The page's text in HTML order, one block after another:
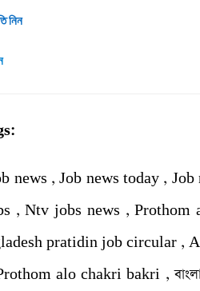
নিন
news , Job news today ,
, Ntv jobs news ,
pratidin job circular ,
alo chakri bakri ,